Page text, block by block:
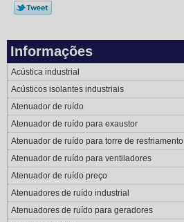
Informações
Acústica industrial
Acústicos isolantes industriais
Atenuador de ruído
Atenuador de ruído para exaustor
Atenuador de ruído para torre de resfriamento
Atenuador de ruído para ventiladores
Atenuador de ruído preço
Atenuadores de ruído industrial
Atenuadores de ruído para geradores